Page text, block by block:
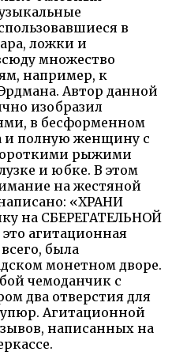
в
ложки и
множество
например, к
Автор данной
изобразил
в бесформенном
и полную женщину с
рыжими
и юбке. В этом
на жестяной
«ХРАНИ
на СБЕРЕГАТЕЛЬНОЙ
агитационная
была
монетном дворе.
чемоданчик с
два отверстия для
Агитационной
написанных на